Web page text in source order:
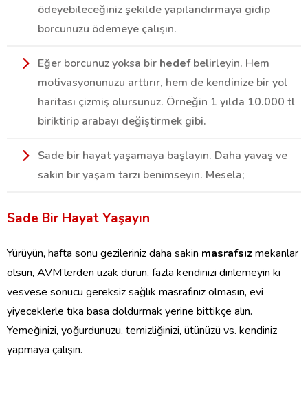
ödeyebileceğiniz şekilde yapılandırmaya gidip
borcunuzu ödemeye çalışın.
Eğer borcunuz yoksa bir hedefbelirleyin. Hem
motivasyonunuzu arttırır, hem de kendinize bir yol
haritası çizmiş olursunuz. Örneğin 1 yılda 10.000 tl
biriktirip arabayı değiştirmek gibi.
Sade bir hayat yaşamaya başlayın. Daha yavaş ve
sakin bir yaşam tarzı benimseyin. Mesela;
Sade Bir Hayat Yaşayın
Yürüyün, hafta sonu gezileriniz daha sakin masrafsızmekanlar
olsun, AVM’lerden uzak durun, fazla kendinizi dinlemeyin ki
vesvese sonucu gereksiz sağlık masrafınız olmasın, evi
yiyeceklerle tıka basa doldurmak yerine bittikçe alın.
Yemeğinizi, yoğurdunuzu, temizliğinizi, ütünüzü vs. kendiniz
yapmaya çalışın.